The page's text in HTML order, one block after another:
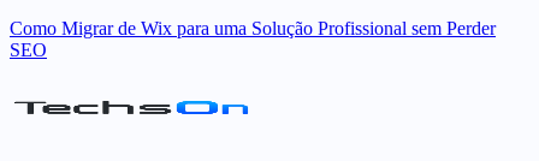
Como Migrar de Wix para uma Solução Profissional sem Perder
SEO